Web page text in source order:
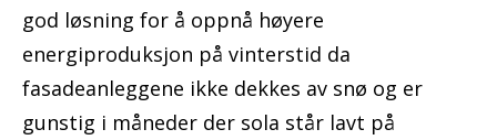
god løsning for å oppnå høyere
energiproduksjon på vinterstid da
fasadeanleggene ikke dekkes av snø og er
gunstig i måneder der sola står lavt på